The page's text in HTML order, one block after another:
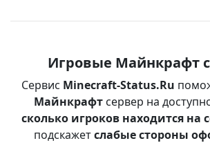
Игровые Майнкрафт
Сервис Minecraft-Status.Ru
Майнкрафтсервер на
сколько игроков находится на
подскажетслабые стороны